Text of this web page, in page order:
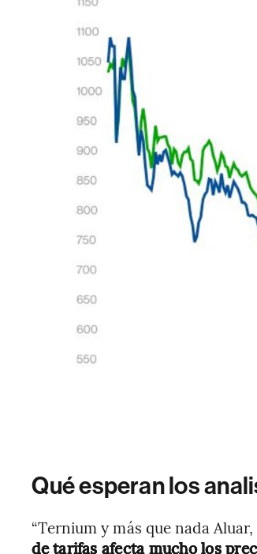
Qué esperan los
“Ternium y más que nada
de tarifas afecta mucho los